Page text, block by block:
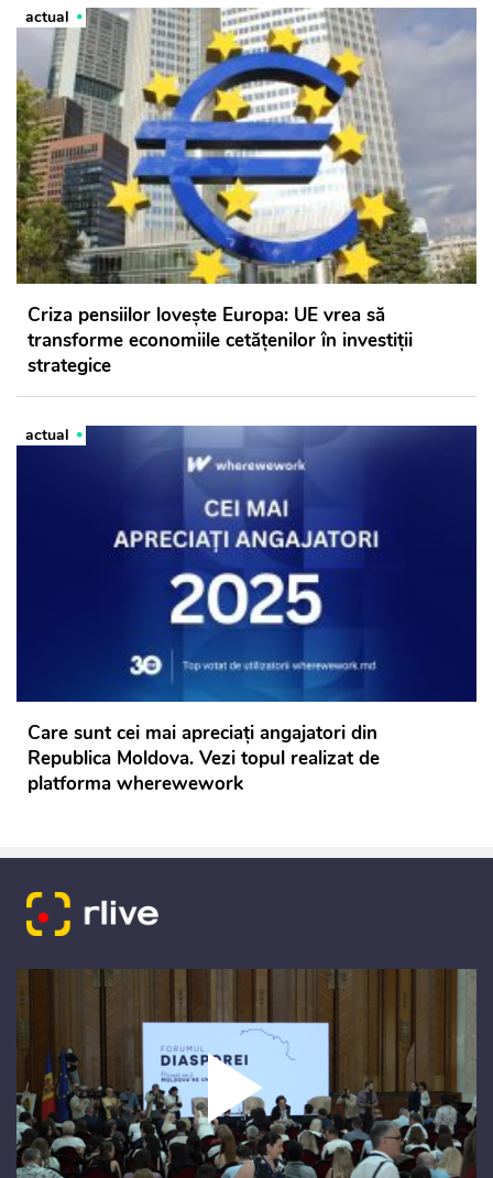
actual
Criza pensiilor lovește Europa: UE vrea să
transforme economiile cetățenilor în investiții
strategice
actual
Care sunt cei mai apreciați angajatori din
Republica Moldova. Vezi topul realizat de
platforma wherewework